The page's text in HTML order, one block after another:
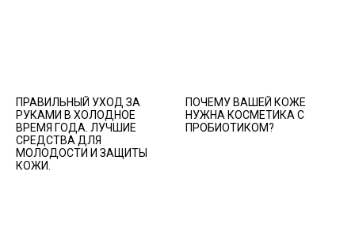
ПРАВИЛЬНЫЙ УХОД ЗА
РУКАМИ В ХОЛОДНОЕ
ВРЕМЯ ГОДА. ЛУЧШИЕ
СРЕДСТВА ДЛЯ
МОЛОДОСТИ И ЗАЩИТЫ
КОЖИ.
ПОЧЕМУ ВАШЕЙ КОЖЕ
НУЖНА КОСМЕТИКА С
ПРОБИОТИКОМ?